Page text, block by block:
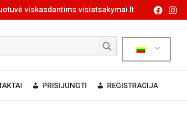
viskasdantims.visiatsakymai.lt
PRISIJUNGTI REGISTRACIJA